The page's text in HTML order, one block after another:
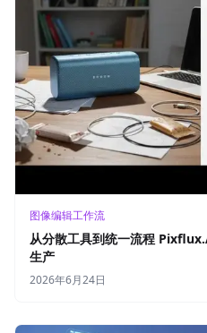
图像编辑工作流
从分散工具到统一流程
生产
2026年6月24日